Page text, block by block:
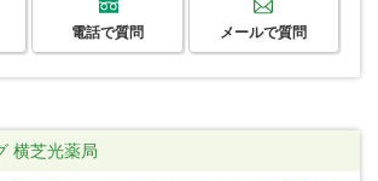
電話で質問 メールで質問
横芝光薬局